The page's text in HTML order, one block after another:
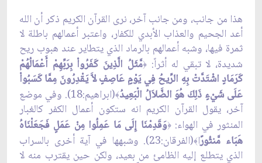
هذا من جانب، ومن جانب آخر، نرى القرآن الكريم ذكر أن الله
أعد الجحيم والعذاب الأبدي للكفار، واعتبر أعمالهم باطلة لا
ثمرة فيها، وشبه أعمالهم بالرماد الذي يتطاير عند هبوب ريح
شديدة، لا تبقي له أثراً: ﴿مَّثَلُ الَّذِينَ كَفَرُواْ بِرَبِّهِمْ أَعْمَالُهُمْ
كَرَمَادٍ اشْتَدَّتْ بِهِ الرِّيحُ فِي يَوْمٍ عَاصِفٍ لاَّ يَقْدِرُونَ مِمَّا كَسَبُواْ
عَلَى شَيْ‏ءٍ ذَلِكَ هُوَ الضَّلاَلُ الْبَعِيدُ﴾
(ابراهيم:18). وفي موضع
آخر، يقول القرآن الكريم انه ستكون أعمال الكفر كالغبار
المنثور في الهواء:﴿وَقَدِمْنَا إِلَى مَا عَمِلُوا مِنْ عَمَلٍ فَجَعَلْنَاهُ
هَبَاء مَّنثُورًا﴾
(الفرقان:23). وشبهها في آية أخرى بالسراب
الذي يتطلع إليه الظامئ من بعيد، ولكن حين يقترب منه لا